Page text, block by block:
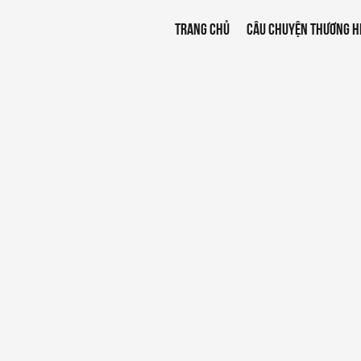
TRANG CHỦ CÂU CHUYỆN THƯƠNG